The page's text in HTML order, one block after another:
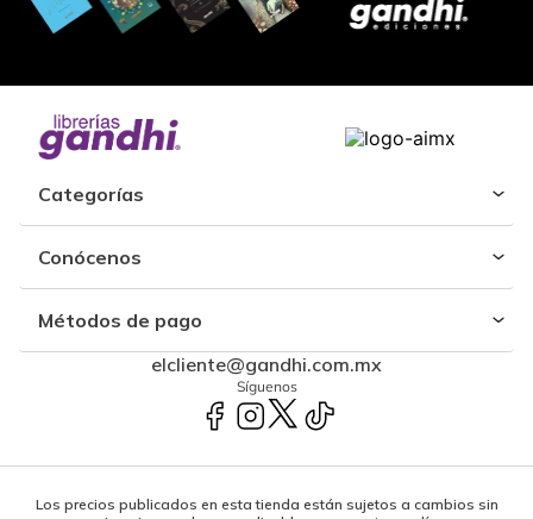
Categorías
Conócenos
Métodos de pago
elcliente@gandhi.com.mx
Síguenos
Los precios publicados en esta tienda están sujetos a cambios sin